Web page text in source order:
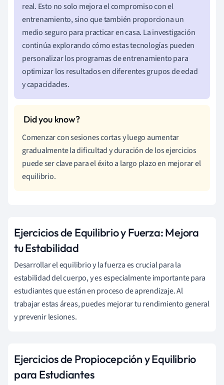
real. Esto no solo mejora el compromiso con el
entrenamiento, sino que también proporciona un
medio seguro para practicar en casa. La investigación
continúa explorando cómo estas tecnologías pueden
personalizar los programas de entrenamiento para
optimizar los resultados en diferentes grupos de edad
y capacidades.
Comenzar con sesiones cortas y luego aumentar
gradualmente la dificultad y duración de los ejercicios
puede ser clave para el éxito a largo plazo en mejorar el
equilibrio.
Ejercicios de Equilibrio y Fuerza: Mejora
tu Estabilidad
Desarrollar el equilibrio y la fuerza es crucial para la
estabilidad del cuerpo, y es especialmente importante para
estudiantes que están en proceso de aprendizaje. Al
trabajar estas áreas, puedes mejorar tu rendimiento general
y prevenir lesiones.
Ejercicios de Propiocepción y Equilibrio
para Estudiantes